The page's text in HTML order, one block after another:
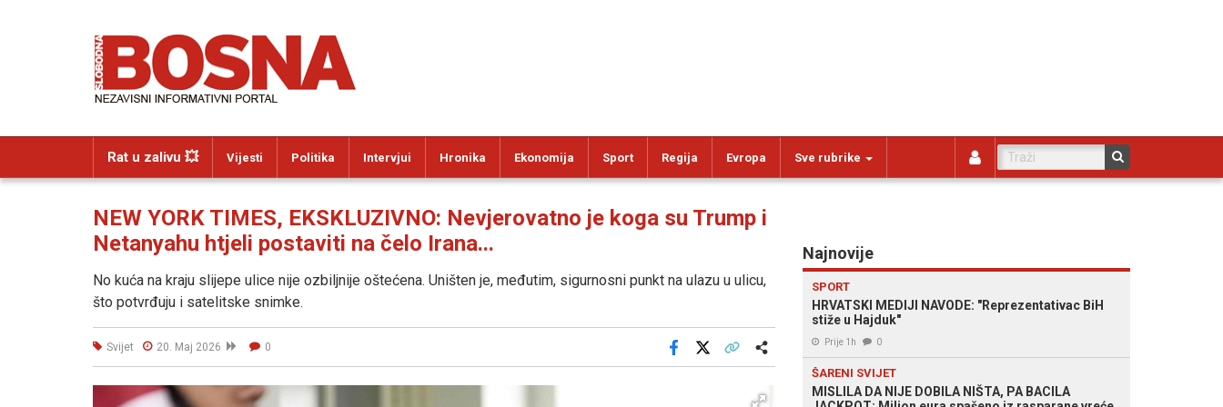
Rat u zalivu 💥 Vijesti Politika Intervjui Hronika Ekonomija Sport Regija Evropa Sve rubrike
NEW YORK TIMES, EKSKLUZIVNO: Nevjerovatno je koga su Trump i
Netanyahu htjeli postaviti na čelo Irana...
No kuća na kraju slijepe ulice nije ozbiljnije oštećena. Uništen je, međutim, sigurnosni punkt na ulazu u ulicu,
što potvrđuju i satelitske snimke.
Svijet 20. Maj 2026 0
Facebook
Najnovije
SPORT
HRVATSKI MEDIJI NAVODE: "Reprezentativac BiH
stiže u Hajduk"
Prije 1h 0
ŠARENI SVIJET
MISLILA DA NIJE DOBILA NIŠTA, PA BACILA